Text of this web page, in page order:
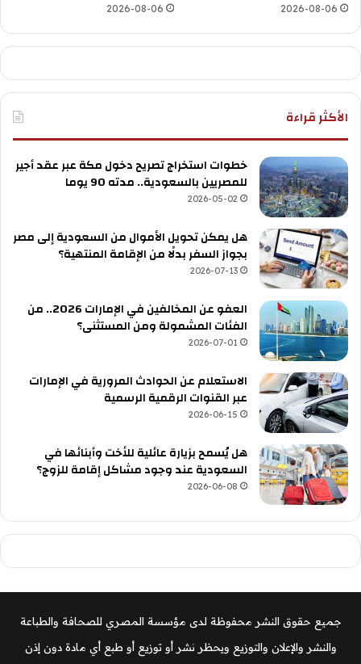
2026-08-06
2026-08-06
الأكثر قراءة
خطوات استخراج تصريح دخول مكة عبر عقد أجير
للمصريين بالسعودية.. مدته 90 يوما
2026-05-02
هل يمكن تحويل الأموال من السعودية إلى مصر
بجواز السفر بدلًا من الإقامة المنتهية؟
2026-07-13
العفو عن المخالفين في الإمارات 2026.. من
الفئات المشمولة ومن المستثنى؟
2026-07-01
الاستعلام عن الحوادث المرورية في الإمارات
عبر القنوات الرقمية الرسمية
2026-06-15
هل يُسمح بزيارة عائلية للأخت وأبنائها في
السعودية عند وجود مشاكل إقامة للزوج؟
2026-06-08
جميع حقوق النشر محفوظة لدى مؤسسة المصري للصحافة والطباعة
والنشر والإعلان والتوزيع ويحظر نشر أو توزيع أو طبع أي مادة دون إذن